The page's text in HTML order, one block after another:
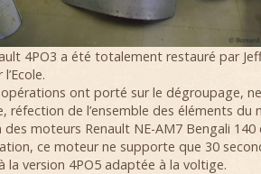
4PO3 a été totalement restauré par
opérations ont porté sur le dégroupage,
réfection de l’ensemble des éléments du
moteurs Renault NE-AM7 Bengali 140
ce moteur ne supporte que 30
la version 4PO5 adaptée à la voltige.